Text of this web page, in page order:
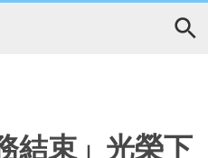
結束」光榮下